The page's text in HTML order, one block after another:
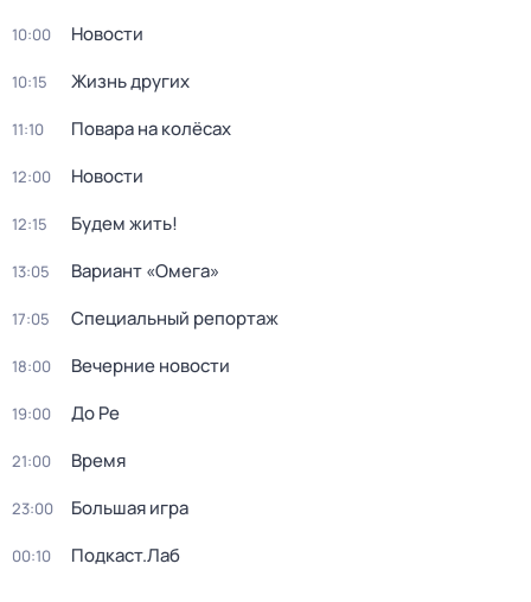
10:00 Новости
10:15 Жизнь других
11:10 Повара на колёсах
12:00 Новости
12:15 Будем жить!
13:05 Вариант «Омега»
17:05 Специальный репортаж
18:00 Вечерние новости
19:00 До Ре
21:00 Время
23:00 Большая игра
00:10 Подкаст.Лаб